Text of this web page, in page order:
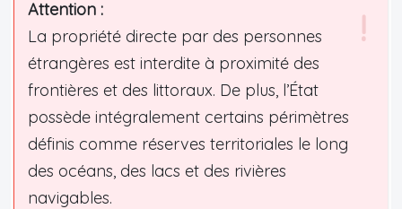
Attention :
La propriété directe par des personnes
étrangères est interdite à proximité des
frontières et des littoraux. De plus, l’État
possède intégralement certains périmètres
définis comme réserves territoriales le long
des océans, des lacs et des rivières
navigables.